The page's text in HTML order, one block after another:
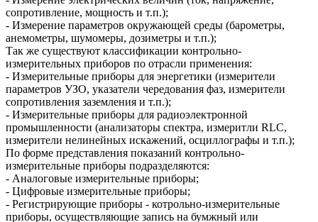
сопротивление, мощность и т.п.);
- Измерение параметров окружающей среды (барометры,
анемометры, шумомеры, дозиметры и т.п.);
Так же существуют классификации контрольно-
измерительных приборов по отрасли применения:
- Измерительные приборы для энергетики (измерители
параметров УЗО, указатели чередования фаз, измерители
сопротивления заземления и т.п.);
- Измерительные приборы для радиоэлектронной
промышленности (анализаторы спектра, измеритли RLC,
измерители нелинейных искажений, осциллографы и т.п.);
По форме представления показаний контрольно-
измерительные приборы подразделяются:
- Аналоговые измерительные приборы;
- Цифровые измерительные приборы;
- Регистрирующие приборы - котрольно-измерительные
приборы, осуществляющие запись на бумжный или